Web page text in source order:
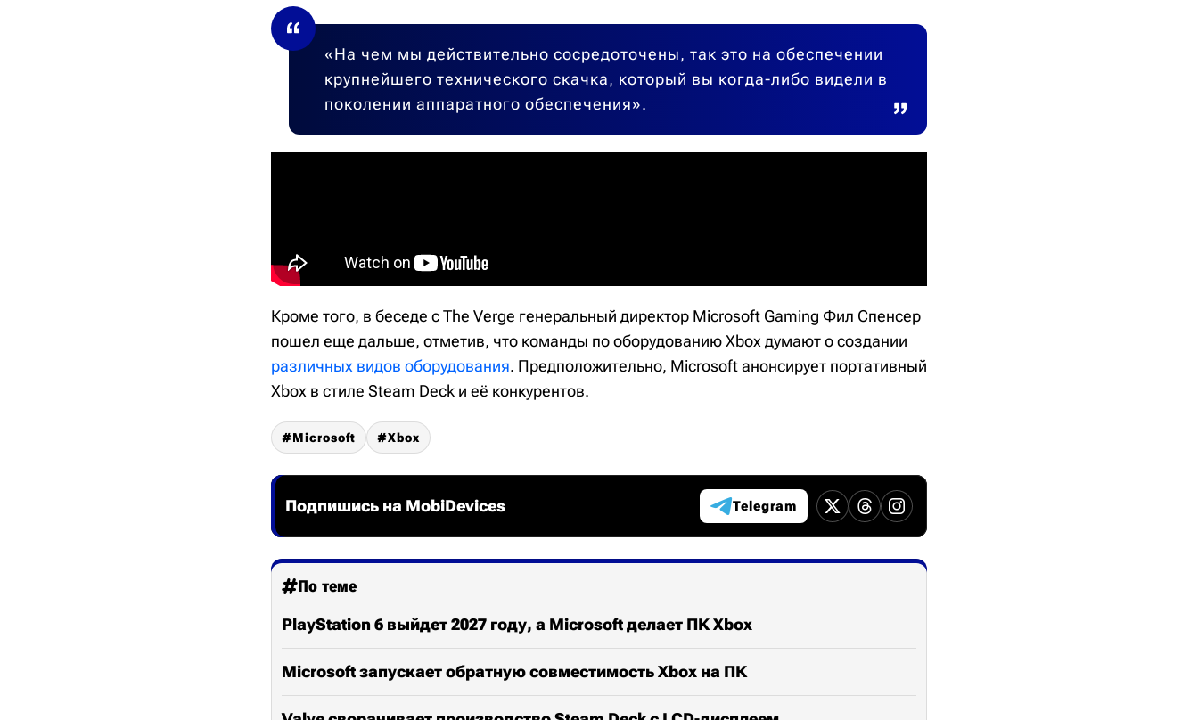
«На чем мы действительно сосредоточены, так это на обеспечении
крупнейшего технического скачка, который вы когда-либо видели в
поколении аппаратного обеспечения».
Кроме того, в беседе с The Verge генеральный директор Microsoft Gaming Фил Спенсер
пошел еще дальше, отметив, что команды по оборудованию Xbox думают о создании
различных видов оборудования. Предположительно, Microsoft анонсирует портативный
Xbox в стиле Steam Deck и её конкурентов.
Microsoft Xbox
Подпишись на MobiDevices Telegram
По теме
PlayStation 6 выйдет 2027 году, а Microsoft делает ПК Xbox
Microsoft запускает обратную совместимость Xbox на ПК